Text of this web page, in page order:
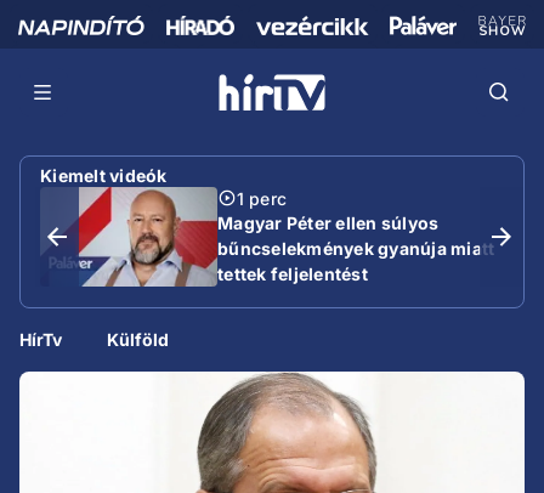
Kiemelt videók
1 perc
Magyar Péter ellen súlyos
bűncselekmények gyanúja miatt
tettek feljelentést
HírTv Külföld